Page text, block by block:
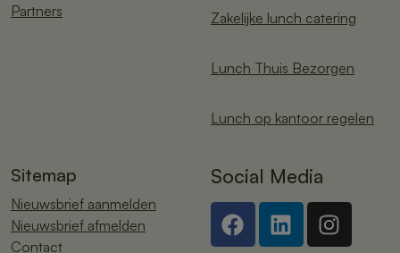
Partners
Zakelijke lunch catering
Lunch Thuis Bezorgen
Lunch op kantoor regelen
Sitemap
Nieuwsbrief aanmelden
Nieuwsbrief afmelden
Contact
Social Media